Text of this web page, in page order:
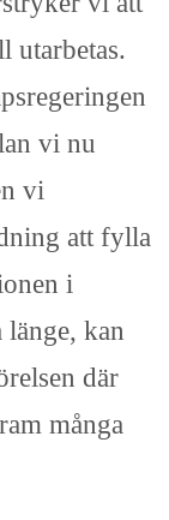
utarbetas.
vi nu
vi
att fylla
i
länge, kan
där
många